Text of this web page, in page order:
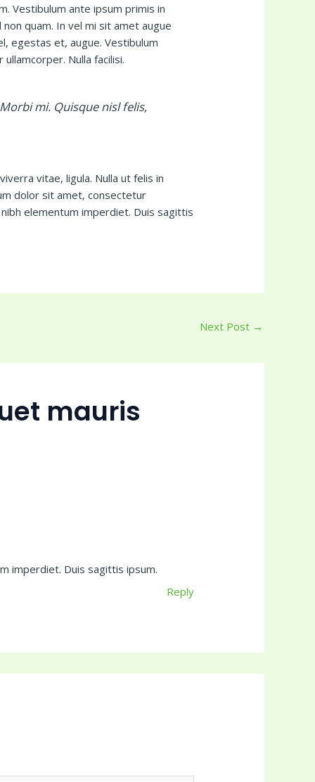
Vestibulum ante ipsum primis in
quam. In vel mi sit amet augue
egestas et, augue. Vestibulum
Nulla facilisi.
mi. Quisque nisl felis,
vitae, ligula. Nulla ut felis in
dolor sit amet, consectetur
elementum imperdiet. Duis sagittis
Next Post →
mauris
imperdiet. Duis sagittis ipsum.
Reply